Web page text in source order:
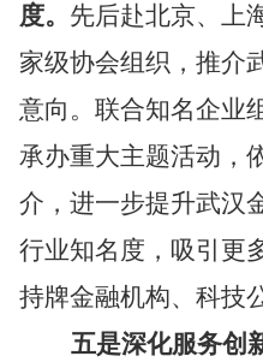
度。 先后赴北京、上
家级协会组织，推介
意向。联合知名企业
承办重大主题活动，
介，进一步提升武汉
行业知名度 ，吸引更
持牌金融机构、科技
五是深化服务创